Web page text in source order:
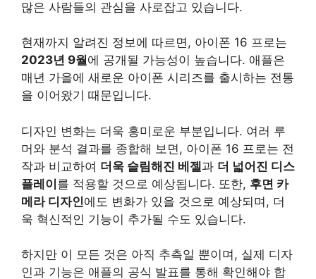
많은 사람들의 관심을 사로잡고 있습니다.
현재까지 알려진 정보에 따르면, 아이폰 16 프로는
2023년 9월 에 공개될 가능성이 높습니다. 애플은
매년 가을에 새로운 아이폰 시리즈를 출시하는 전통
을 이어왔기 때문입니다.
디자인 변화는 더욱 흥미로운 부분입니다. 여러 루
머와 분석 결과를 종합해 보면, 아이폰 16 프로는 전
작과 비교하여 더욱 슬림해진 베젤과 더 넓어진 디스
플레이를 적용할 것으로 예상됩니다. 또한, 후면 카
메라 디자인에도 변화가 있을 것으로 예상되며, 더
욱 혁신적인 기능이 추가될 수도 있습니다.
하지만 이 모든 것은 아직 추측일 뿐이며, 실제 디자
인과 기능은 애플의 공식 발표를 통해 확인해야 합